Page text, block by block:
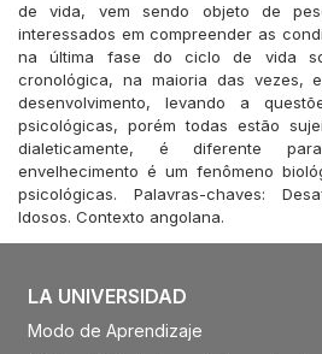
de vida, vem sendo objeto de
interessados em compreender as
na última fase do ciclo de vida
cronológica, na maioria das vezes,
desenvolvimento, levando a
psicológicas, porém todas estão
dialeticamente, é diferente
envelhecimento é um fenômeno
psicológicas. Palavras-chaves:
Idosos. Contexto angolana.
LA UNIVERSIDAD
Modo de Aprendizaje